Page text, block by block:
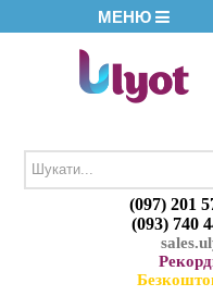
МЕНЮ
(097) 201
(093) 740